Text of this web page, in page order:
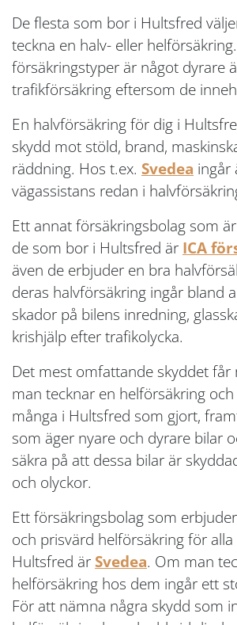
De flesta som bor i Hultsfred
teckna en halv- eller
försäkringstyper är något dyrare
trafikförsäkring eftersom de
En halvförsäkring för dig i
skydd mot stöld, brand,
räddning. Hos t.ex. Svedea ingår
vägassistans redan i
Ett annat försäkringsbolag som
de som bor i Hultsfred är ICA
även de erbjuder en bra
deras halvförsäkring ingår bland
skador på bilens inredning,
krishjälp efter trafikolycka.
Det mest omfattande skyddet får
man tecknar en helförsäkring
många i Hultsfred som gjort,
som äger nyare och dyrare bilar
säkra på att dessa bilar är
och olyckor.
Ett försäkringsbolag som
och prisvärd helförsäkring för
Hultsfred är Svedea. Om man
helförsäkring hos dem ingår ett
För att nämna några skydd som